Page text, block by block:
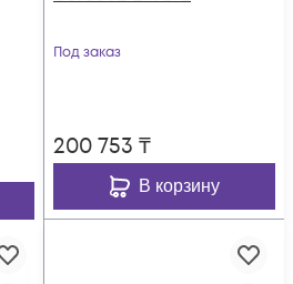
Под заказ
200 753 ₸
В корзину